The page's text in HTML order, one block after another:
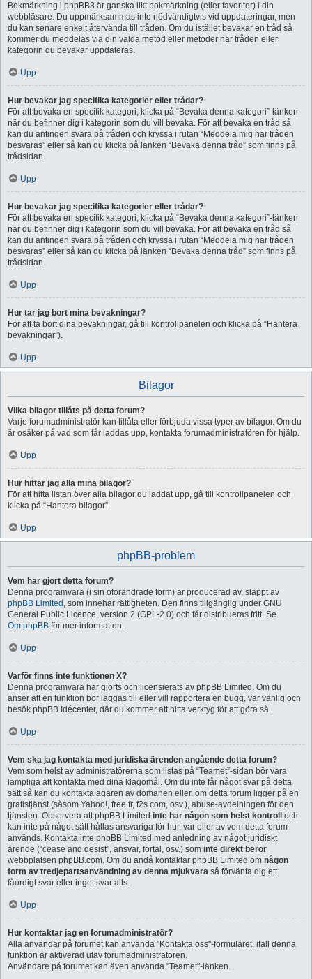
Bokmärkning i phpBB3 är ganska likt bokmärkning (eller favoriter) i din
webbläsare. Du uppmärksammas inte nödvändigtvis vid uppdateringar, men
du kan senare enkelt återvända till tråden. Om du istället bevakar en tråd så
kommer du meddelas via din valda metod eller metoder när tråden eller
kategorin du bevakar uppdateras.
Upp
Hur bevakar jag specifika kategorier eller trådar?
För att bevaka en specifik kategori, klicka på “Bevaka denna kategori”-länken
när du befinner dig i kategorin som du vill bevaka. För att bevaka en tråd så
kan du antingen svara på tråden och kryssa i rutan “Meddela mig när tråden
besvaras” eller så kan du klicka på länken “Bevaka denna tråd” som finns på
trådsidan.
Upp
Hur bevakar jag specifika kategorier eller trådar?
För att bevaka en specifik kategori, klicka på “Bevaka denna kategori”-länken
när du befinner dig i kategorin som du vill bevaka. För att bevaka en tråd så
kan du antingen svara på tråden och kryssa i rutan “Meddela mig när tråden
besvaras” eller så kan du klicka på länken “Bevaka denna tråd” som finns på
trådsidan.
Upp
Hur tar jag bort mina bevakningar?
För att ta bort dina bevakningar, gå till kontrollpanelen och klicka på “Hantera
bevakningar”).
Upp
Bilagor
Vilka bilagor tillåts på detta forum?
Varje forumadministratör kan tillåta eller förbjuda vissa typer av bilagor. Om du
är osäker på vad som får laddas upp, kontakta forumadministratören för hjälp.
Upp
Hur hittar jag alla mina bilagor?
För att hitta listan över alla bilagor du laddat upp, gå till kontrollpanelen och
klicka på “Hantera bilagor”.
Upp
phpBB-problem
Vem har gjort detta forum?
Denna programvara (i sin oförändrade form) är producerad av, släppt av
phpBB Limited , som innehar rättigheten. Den finns tillgänglig under GNU
General Public Licence, version 2 (GPL-2.0) och får distribueras fritt. Se
Om phpBB för mer information.
Upp
Varför finns inte funktionen X?
Denna programvara har gjorts och licensierats av phpBB Limited. Om du
anser att en funktion bör läggas till eller vill rapportera en bugg, var vänlig och
besök phpBB Idécenter, där du kommer att hitta verktyg för att göra så.
Upp
Vem ska jag kontakta med juridiska ärenden angående detta forum?
Vem som helst av administratörerna som listas på “Teamet”-sidan bör vara
lämpliga att kontakta med dina klagomål. Om du inte får något svar på detta
sätt så kan du kontakta ägaren av domänen eller, om detta forum ligger på en
gratistjänst (såsom Yahoo!, free.fr, f2s.com, osv.), abuse-avdelningen för den
tjänsten. Observera att phpBB Limited inte har någon som helst kontroll
och
kan inte på något sätt hållas ansvariga för hur, var eller av vem detta forum
används. Kontakta inte phpBB Limited med anledning av något juridiskt
ärende (“cease and desist”, ansvar, förtal, osv.) som inte direkt berör
webbplatsen phpBB.com. Om du ändå kontaktar phpBB Limited om någon
form av tredjepartsanvändning av denna mjukvara så förvänta dig ett
fåordigt svar eller inget svar alls.
Upp
Hur kontaktar jag en forumadministratör?
Alla användar på forumet kan använda "Kontakta oss"-formuläret, ifall denna
funktion är aktiverad utav forumadministratören.
Användare på forumet kan även använda "Teamet"-länken.